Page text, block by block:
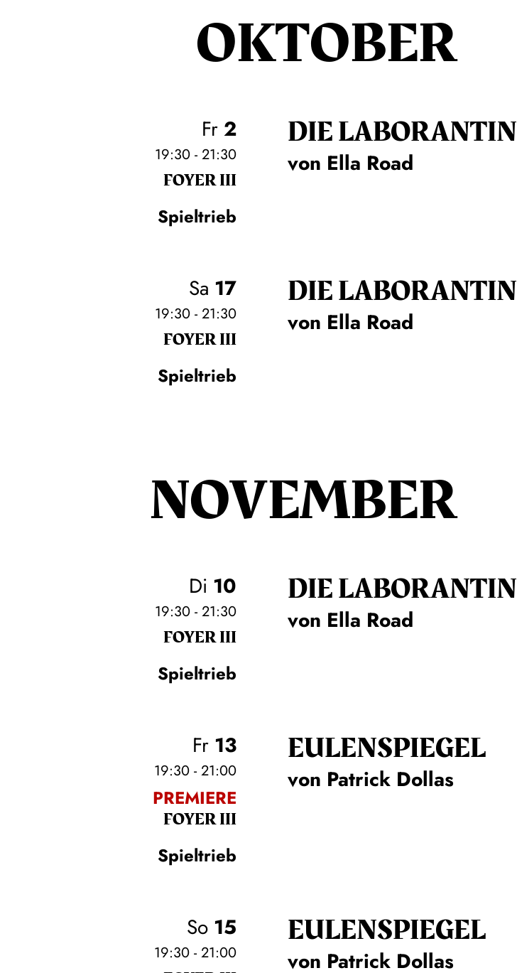
OKTOBER
Fr2
19:30 - 21:30
FOYER III
Spieltrieb
DIE LA­BO­RAN­TIN
von Ella Road
Sa 17
19:30 - 21:30
FOYER III
Spieltrieb
DIE LA­BO­RAN­TIN
von Ella Road
NOVEMBER
Di 10
19:30 - 21:30
FOYER III
Spieltrieb
DIE LA­BO­RAN­TIN
von Ella Road
Fr 13
19:30 - 21:00
PREMIERE
FOYER III
Spieltrieb
EULENSPIEGEL
von Patrick Dollas
So 15
19:30 - 21:00
EULENSPIEGEL
von Patrick Dollas